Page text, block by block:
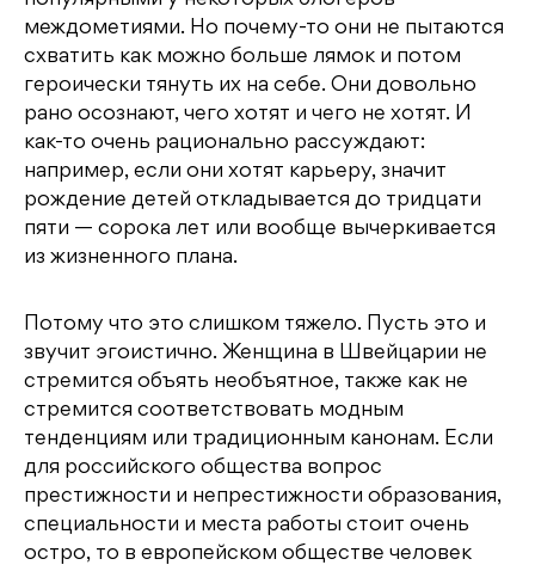
междометиями. Но почему-то они не пытаются
схватить как можно больше лямок и потом
героически тянуть их на себе. Они довольно
рано осознают, чего хотят и чего не хотят. И
как-то очень рационально рассуждают:
например, если они хотят карьеру, значит
рождение детей откладывается до тридцати
пяти — сорока лет или вообще вычеркивается
из жизненного плана.
Потому что это слишком тяжело. Пусть это и
звучит эгоистично. Женщина в Швейцарии не
стремится объять необъятное, также как не
стремится соответствовать модным
тенденциям или традиционным канонам. Если
для российского общества вопрос
престижности и непрестижности образования,
специальности и места работы стоит очень
остро, то в европейском обществе человек